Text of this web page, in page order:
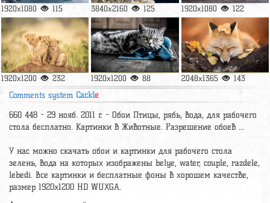
1920x1080 115 3840x2160 125 1920x1080 122
1920x1200 232 1920x1200 88 2048x1365 143
Comments system Cackle
660 448 - 29 нояб. 2011 г. - Обои Птицы, рябь, вода, для рабочего
стола бесплатно. Картинки в Животные. Разрешение обоев ...
У нас можно скачать обои и картинки для рабочего стола
зелень, вода на которых изображены belye, water, couple, razdele,
lebedi. Все картинки и бесплатные фоны в хорошем качестве,
размер 1920x1200 HD WUXGA.